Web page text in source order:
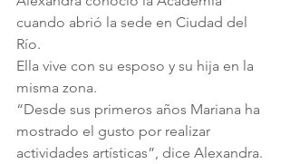
cuando abrió la sede en Ciudad del
Río.
Ella vive con su esposo y su hija en la
misma zona.
“Desde sus primeros años Mariana ha
mostrado el gusto por realizar
actividades artísticas”, dice Alexandra.